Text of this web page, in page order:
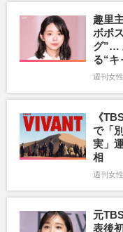
趣里
ボポ
グ”…
る“キ
週刊女
《
で「
実」
相
週刊女
元
表後